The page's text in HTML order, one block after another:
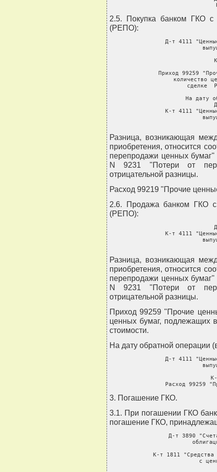
2.5. Покупка банком ГКО с
(РЕПО):
Д-т 4111
Приход 99259
количество
сделке
На дату
К-т 4111
Разница, возникающая
приобретения, относится
перепродажи ценных
N 9231 "Потери от
отрицательной разницы.
Расход 99219 "Прочие
2.6. Продажа банком ГКО с
(РЕПО):
К-т 4111
Разница, возникающая
приобретения, относится
перепродажи ценных
N 9231 "Потери от
отрицательной разницы.
Приход 99259 "Прочие
ценных бумаг, подлежащих
стоимости.
На дату обратной операции
Д-т 4111
Расход 99259
3. Погашение ГКО.
3.1. При погашении ГКО
погашение ГКО,
Д-т 3890
К-т 1811 "Средства
с